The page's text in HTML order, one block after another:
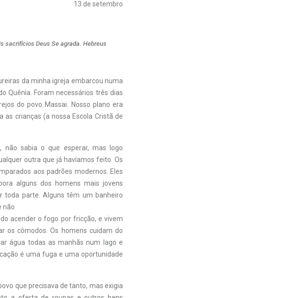
13 de setembro
sacrifícios Deus Se agrada. Hebreus
da minha igreja embarcou numa
Quênia. Foram necessários três dias
do povo Massai. Nosso plano era
crianças (a nossa Escola Cristã de
sabia o que esperar, mas logo
outra que já havíamos feito. Os
aos padrões modernos. Eles
alguns dos homens mais jovens
toda parte. Alguns têm um banheiro
não
acender o fogo por fricção, e vivem
os cômodos. Os homens cuidam do
água todas as manhãs num lago e
é uma fuga e uma oportunidade
que precisava de tanto, mas exigia